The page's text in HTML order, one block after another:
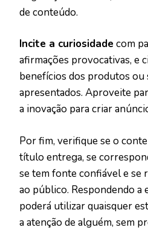
de conteúdo.
Incite a curiosidade com
afirmações provocativas, e
benefícios dos produtos ou
apresentados. Aproveite
a inovação para criar
Por fim, verifique se o
título entrega, se
se tem fonte confiável e se
ao público. Respondendo a
poderá utilizar quaisquer
a atenção de alguém, sem